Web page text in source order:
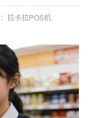
拉卡拉POS机